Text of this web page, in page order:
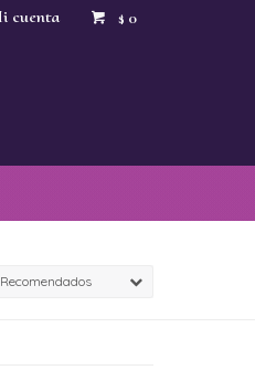
$ 0
Recomendados